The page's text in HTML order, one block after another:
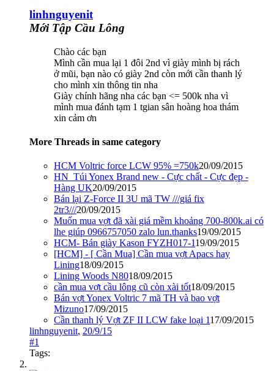
linhnguyenit
Mới Tập Cầu Lông
Chào các bạn
Mình cần mua lại 1 đôi 2nd vì giày mình bị rách
ở mũi, bạn nào có giày 2nd còn mới cần thanh lý
cho mình xin thông tin nha
Giày chính hãng nha các bạn <= 500k nha vì
mình mua đánh tạm 1 tgian sân hoàng hoa thám
xin cảm ơn
More Threads in same category
HCM Voltric force LCW 95% =750k20/09/2015
HN_Túi Yonex Brand new - Cực chất - Cực đẹp -
Hàng UK20/09/2015
Bán lại Z-Force II 3U mã TW ///giá fix
2tr3///20/09/2015
Muốn mua vợt đã xài giá mềm khoảng 700-800k.ai có
lhe giúp 0966757050 zalo lun.thanks19/09/2015
HCM- Bán giày Kason FYZH017-119/09/2015
[HCM] - [ Cần Mua] Cần mua vợt Apacs hay
Lining18/09/2015
Lining Woods N8018/09/2015
cần mua vợt cầu lông cũ còn xài tốt18/09/2015
Bán vợt Yonex Voltric 7 mã TH và bao vợt
Mizuno17/09/2015
Cần thanh lý Vợt ZF II LCW fake loại 117/09/2015
linhnguyenit, 20/9/15
#1
Tags: